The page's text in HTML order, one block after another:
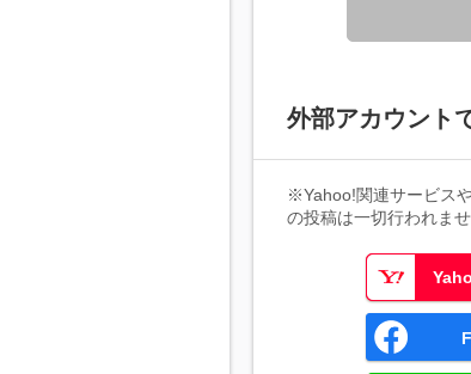
外部アカウント
※Yahoo!関連サービス
の投稿は一切行われませ